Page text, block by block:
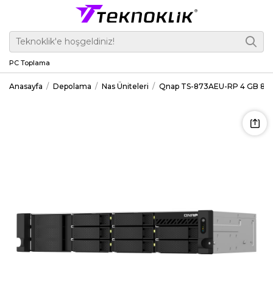
PC Toplama
Anasayfa Depolama Nas Üniteleri Qnap TS-873AEU-RP 4 GB 8